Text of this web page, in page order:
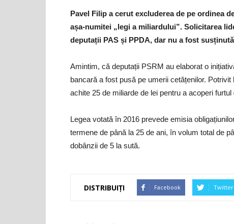
Pavel Filip a cerut excluderea de pe ordinea
așa-numitei „legi a miliardului”. Solicitarea
deputații PAS și PPDA, dar nu a fost
Amintim, că deputații PSRM au elaborat o
bancară a fost pusă pe umerii cetățenilor.
achite 25 de miliarde de lei pentru a acoperi
Legea votată în 2016 prevede emisia
termene de până la 25 de ani, în volum total de
dobânzii de 5 la sută.
DISTRIBUIȚI Facebook Twitter